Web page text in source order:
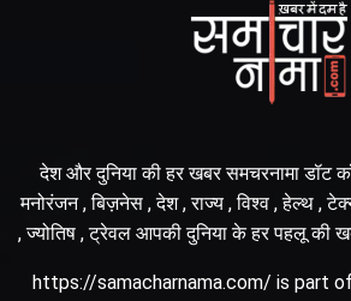
देश और दुनिया की हर खबर समचरनामा डॉट
मनोरंजन , बिज़नेस , देश , राज्य , विश्व , हेल्थ ,
, ज्योतिष , ट्रेवल आपकी दुनिया के हर पहलू
https://samacharnama.com/ is part